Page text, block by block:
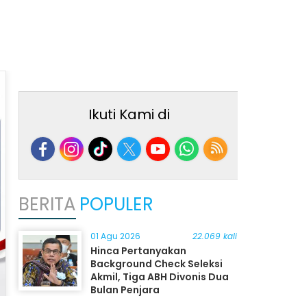
Ikuti Kami di
BERITA POPULER
01 Agu 2026 22.069 kali
Hinca Pertanyakan
Background Check Seleksi
Akmil, Tiga ABH Divonis Dua
Bulan Penjara